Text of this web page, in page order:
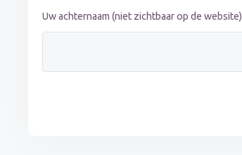
Uw achternaam (niet zichtbaar op de website)